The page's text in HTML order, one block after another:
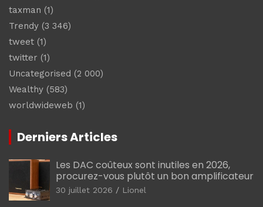
taxman (1)
Trendy (3 346)
tweet (1)
twitter (1)
Uncategorised (2 000)
Wealthy (583)
worldwideweb (1)
Derniers Articles
Les DAC coûteux sont inutiles en 2026,
procurez-vous plutôt un bon amplificateur
30 juillet 2026 Lionel